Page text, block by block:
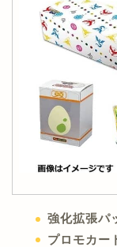
強化拡張
プロモカー